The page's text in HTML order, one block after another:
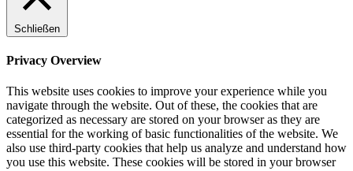
Schließen
Privacy Overview
This website uses cookies to improve your experience while you
navigate through the website. Out of these, the cookies that are
categorized as necessary are stored on your browser as they are
essential for the working of basic functionalities of the website. We
also use third-party cookies that help us analyze and understand how
you use this website. These cookies will be stored in your browser